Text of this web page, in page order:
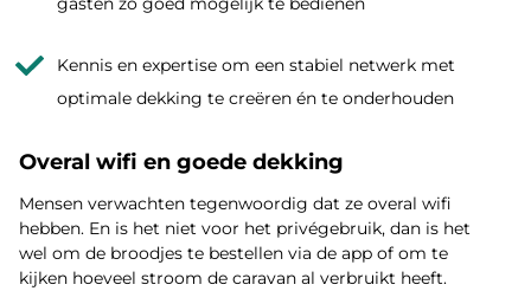
Kennis en expertise om een stabiel netwerk met
optimale dekking te creëren én te onderhouden
Overal wifi en goede dekking
Mensen verwachten tegenwoordig dat ze overal wifi
hebben. En is het niet voor het privégebruik, dan is het
wel om de broodjes te bestellen via de app of om te
kijken hoeveel stroom de caravan al verbruikt heeft.